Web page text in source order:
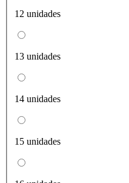
12 unidades
13 unidades
14 unidades
15 unidades